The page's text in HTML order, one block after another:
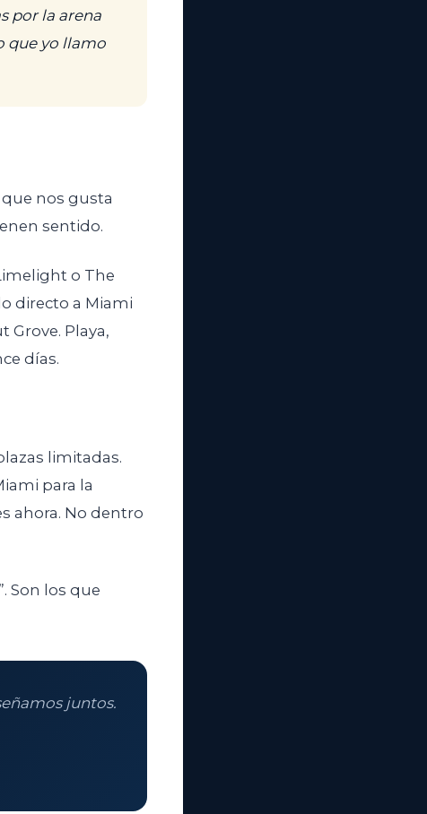
por la arena
que yo llamo
nos gusta
sentido.
o The
directo a Miami
Grove. Playa,
días.
limitadas.
para la
ahora. No dentro
Son los que
juntos.